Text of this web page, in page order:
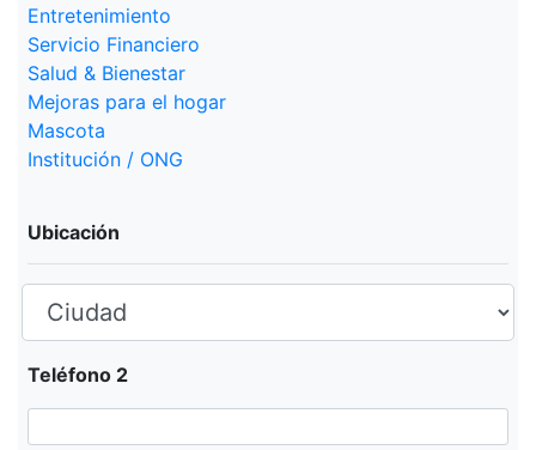
Entretenimiento
Servicio Financiero
Salud & Bienestar
Mejoras para el hogar
Mascota
Institución / ONG
Ubicación
Teléfono 2